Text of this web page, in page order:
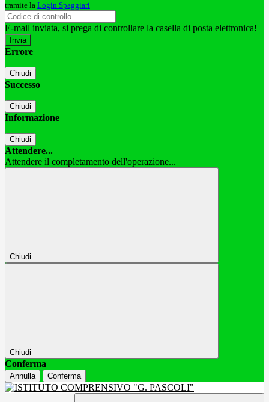
tramite la Login Spaggiari
E-mail inviata, si prega di controllare la casella di posta elettronica!
Errore
Chiudi
Successo
Chiudi
Informazione
Chiudi
Attendere...
Attendere il completamento dell'operazione...
Chiudi
Chiudi
Conferma
Annulla Conferma